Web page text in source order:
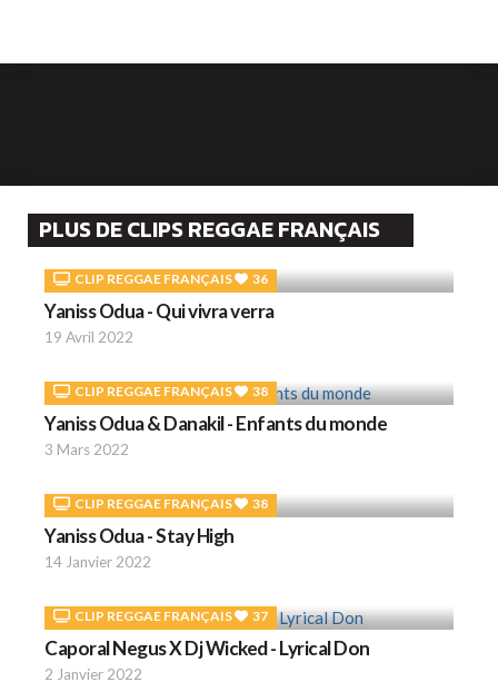
PLUS DE CLIPS REGGAE FRANÇAIS
CLIP REGGAE FRANÇAIS 36
Yaniss Odua - Qui vivra verra
19 Avril 2022
CLIP REGGAE FRANÇAIS 38
Yaniss Odua & Danakil - Enfants du monde
3 Mars 2022
CLIP REGGAE FRANÇAIS 38
Yaniss Odua - Stay High
14 Janvier 2022
CLIP REGGAE FRANÇAIS 37
Caporal Negus X Dj Wicked - Lyrical Don
2 Janvier 2022